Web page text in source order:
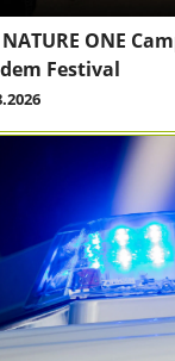
ONE
Festival